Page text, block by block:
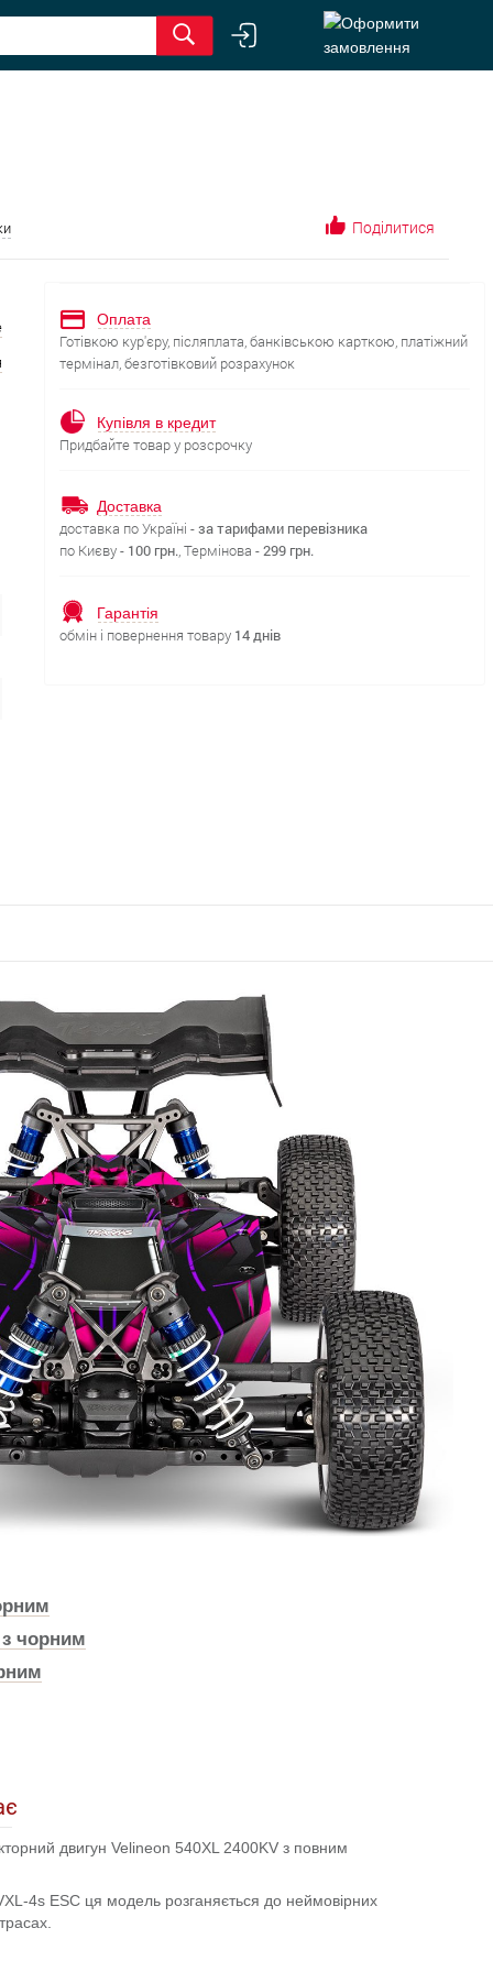
Поділитися
Оплата
Готівкою кур'єру, післяплата, банківською карткою, платіжний
термінал, безготівковий розрахунок
Купівля в кредит
Придбайте товар у розсрочку
Доставка
доставка по Україні -за тарифами перевізника
по Києву - 100 грн., Термінова -299 грн.
Гарантія
обмін і повернення товару 14 днів
чорним
двигун Velineon 540XL 2400KV з повним
4s ESC ця модель розганяється до неймовірних